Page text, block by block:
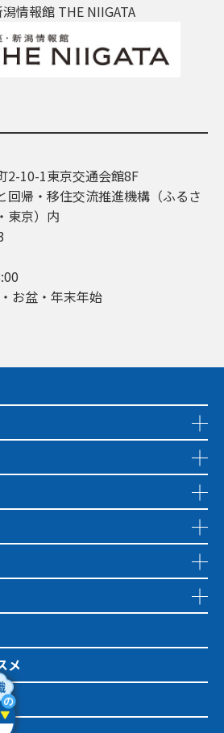
情報館 THE NIIGATA
2-10-1東京交通会館8F
回帰・移住交流推進機構（ふるさ
東京）内
お盆・年末年始
メ